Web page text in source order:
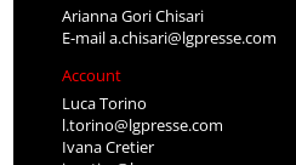
Arianna Gori Chisari
E-maila.chisari@lgpresse.com
Account
Luca Torino
l.torino@lgpresse.com
Ivana Cretier